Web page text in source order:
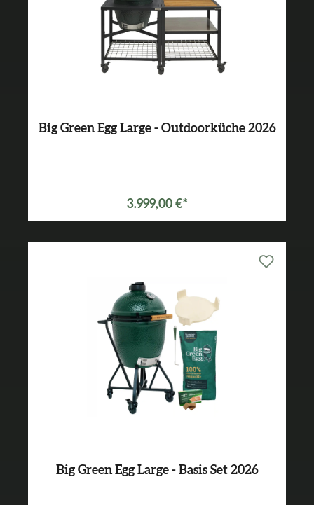
Big Green Egg Large - Outdoorküche 2026
3.999,00 €*
Big Green Egg Large - Basis Set 2026